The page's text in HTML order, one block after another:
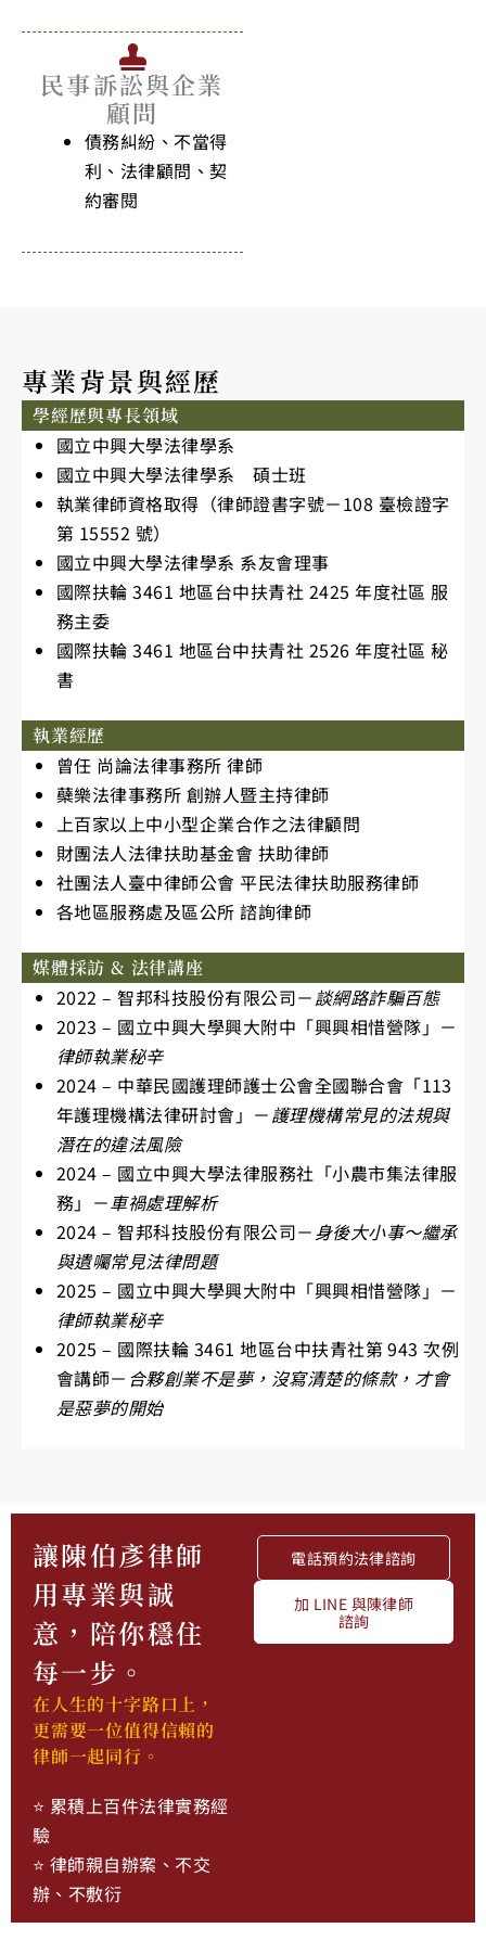
民事訴訟與企業
顧問
債務糾紛、不當得
利、法律顧問、契
約審閱
專業背景與經歷
學經歷與專長領域
國立中興大學法律學系
國立中興大學法律學系 碩士班
執業律師資格取得（律師證書字號－108 臺檢證字
第 15552 號）
國立中興大學法律學系 系友會理事
國際扶輪 3461 地區台中扶青社 2425 年度社區 服
務主委
國際扶輪 3461 地區台中扶青社 2526 年度社區 秘
書
執業經歷
曾任 尚論法律事務所 律師
蘗樂法律事務所 創辦人暨主持律師
上百家以上中小型企業合作之法律顧問
財團法人法律扶助基金會 扶助律師
社團法人臺中律師公會 平民法律扶助服務律師
各地區服務處及區公所 諮詢律師
媒體採訪 & 法律講座
2022 – 智邦科技股份有限公司－談網路詐騙百態
2023 – 國立中興大學興大附中「興興相惜營隊」－
律師執業秘辛
2024 – 中華民國護理師護士公會全國聯合會「113
年護理機構法律研討會」－護理機構常見的法規與
潛在的違法風險
2024 – 國立中興大學法律服務社「小農市集法律服
務」－車禍處理解析
2024 –智邦科技股份有限公司－身後大小事～繼承
與遺囑常見法律問題
2025 – 國立中興大學興大附中「興興相惜營隊」－
律師執業秘辛
2025 – 國際扶輪 3461 地區台中扶青社第 943 次例
會講師－ 合夥創業不是夢， 沒寫清楚的條款，才會
是惡夢的開始
讓陳伯彥律師
用專業與誠
意，陪你穩住
每一步。
在人生的十字路口上，
更需要一位值得信賴的
律師一起同行。
⭐ 累積上百件法律實務經
驗
⭐ 律師親自辦案、不交
辦、不敷衍
電話預約法律諮詢
加 LINE 與陳律師
諮詢